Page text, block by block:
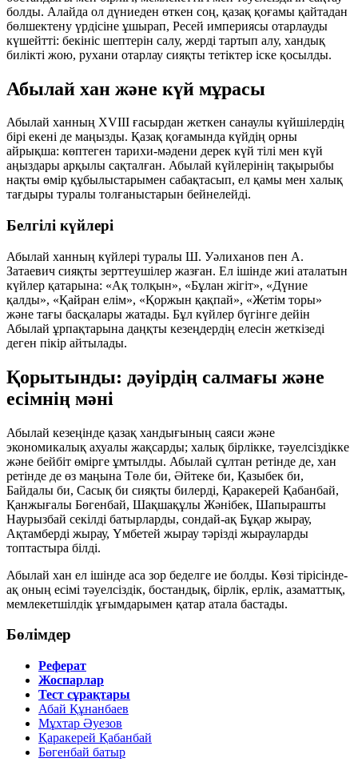
болды. Алайда ол дүниеден өткен соң, қазақ қоғамы қайтадан
бөлшектену үрдісіне ұшырап, Ресей империясы отарлауды
күшейтті: бекініс шептерін салу, жерді тартып алу, хандық
билікті жою, рухани отарлау сияқты тетіктер іске қосылды.
Абылай хан және күй мұрасы
Абылай ханның XVIII ғасырдан жеткен санаулы күйшілердің
бірі екені де маңызды. Қазақ қоғамында күйдің орны
айрықша: көптеген тарихи-мәдени дерек күй тілі мен күй
аңыздары арқылы сақталған. Абылай күйлерінің тақырыбы
нақты өмір құбылыстарымен сабақтасып, ел қамы мен халық
тағдыры туралы толғаныстарын бейнелейді.
Белгілі күйлері
Абылай ханның күйлері туралы Ш. Уәлиханов пен А.
Затаевич сияқты зерттеушілер жазған. Ел ішінде жиі аталатын
күйлер қатарына: «Ақ толқын», «Бұлан жігіт», «Дүние
қалды», «Қайран елім», «Қоржын қақпай», «Жетім торы»
және тағы басқалары жатады. Бұл күйлер бүгінге дейін
Абылай ұрпақтарына даңқты кезеңдердің елесін жеткізеді
деген пікір айтылады.
Қорытынды: дәуірдің салмағы және
есімнің мәні
Абылай кезеңінде қазақ хандығының саяси және
экономикалық ахуалы жақсарды; халық бірлікке, тәуелсіздікке
және бейбіт өмірге ұмтылды. Абылай сұлтан ретінде де, хан
ретінде де өз маңына Төле би, Әйтеке би, Қазыбек би,
Байдалы би, Сасық би сияқты билерді, Қаракерей Қабанбай,
Қанжығалы Бөгенбай, Шақшақұлы Жәнібек, Шапырашты
Наурызбай секілді батырларды, сондай-ақ Бұқар жырау,
Ақтамберді жырау, Үмбетей жырау тәрізді жырауларды
топтастыра білді.
Абылай хан ел ішінде аса зор беделге ие болды. Көзі тірісінде-
ақ оның есімі тәуелсіздік, бостандық, бірлік, ерлік, азаматтық,
мемлекетшілдік ұғымдарымен қатар атала бастады.
Бөлімдер
Реферат
Жоспарлар
Тест сұрақтары
Абай Құнанбаев
Мұхтар Әуезов
Қаракерей Қабанбай
Бөгенбай батыр